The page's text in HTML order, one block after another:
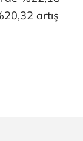
artış